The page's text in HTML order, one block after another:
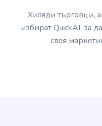
out in a sea of
Хиляди търговци,
избират QuickAI, за
своя